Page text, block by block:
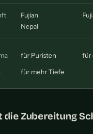
Fujian
Nepal
für Puristen für
für mehr Tiefe
die Zubereitung